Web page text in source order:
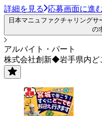
詳細を見る 応募画面に進
日本マニュファクチャリング
の
アルバイト・パート
株式会社創新◆岩手県内